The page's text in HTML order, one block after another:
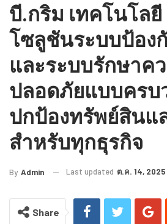
บี.กริม เทคโนโลยี
โซลูชันระบบป้อง
และระบบรักษาค
ปลอดภัยแบบครบ
ปกป้องทรัพย์สินแ
สำหรับทุกธุรกิจ
By Admin Last updated ต.ค. 14, 2025
Share